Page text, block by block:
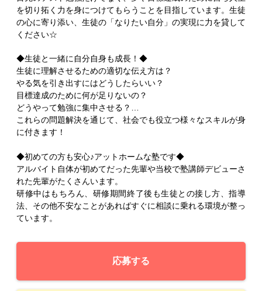
を切り拓く力を身につけてもらうことを目指しています。生徒
の心に寄り添い、生徒の「なりたい自分」の実現に力を貸して
ください☆
◆生徒と一緒に自分自身も成長！◆
生徒に理解させるための適切な伝え方は？
やる気を引き出すにはどうしたらいい？
目標達成のために何が足りないの？
どうやって勉強に集中させる？…
これらの問題解決を通じて、社会でも役立つ様々なスキルが身
に付きます！
◆初めての方も安心♪アットホームな塾です◆
アルバイト自体が初めてだった先輩や当校で塾講師デビューさ
れた先輩がたくさんいます。
研修中はもちろん、研修期間終了後も生徒との接し方、指導
法、その他不安なことがあればすぐに相談に乗れる環境が整っ
ています。
応募する